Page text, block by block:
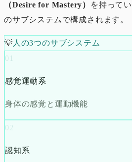
（Desire for Mastery）
を持って
のサブシステムで構成されます。
💡 人の3つのサブシステム
01
感覚運動系
身体の感覚と運動機能
02
認知系